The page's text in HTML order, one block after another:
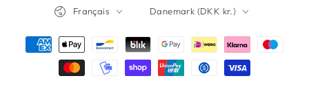
Français Danemark (DKK kr.)
Modes